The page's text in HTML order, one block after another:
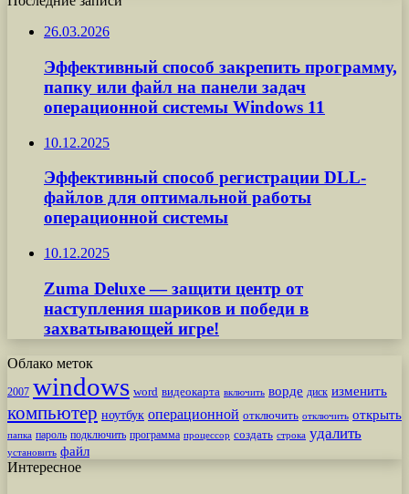
26.03.2026
Эффективный способ закрепить программу,
папку или файл на панели задач
операционной системы Windows 11
10.12.2025
Эффективный способ регистрации DLL-
файлов для оптимальной работы
операционной системы
10.12.2025
Zuma Deluxe — защити центр от
наступления шариков и победи в
захватывающей игре!
Облако меток
2007 windows word видеокарта включить ворде диск изменить
компьютер ноутбук операционной отключить отключить открыть
папка пароль подключить программа процессор создать строка удалить
установить файл
Интересное